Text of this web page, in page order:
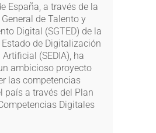
España, a través de la
de Talento y
Digital (SGTED) de la
Estado de Digitalización
(SEDIA), ha
ambicioso proyecto
las competencias
país a través del Plan
Digitales